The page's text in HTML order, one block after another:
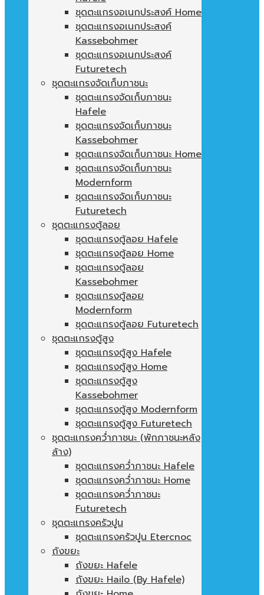
ชุดตะแกรงอเนกประสงค์ Home
ชุดตะแกรงอเนกประสงค์
Kassebohmer
ชุดตะแกรงอเนกประสงค์
Futuretech
ชุดตะแกรงจัดเก็บภาชนะ
ชุดตะแกรงจัดเก็บภาชนะ
Hafele
ชุดตะแกรงจัดเก็บภาชนะ
Kassebohmer
ชุดตะแกรงจัดเก็บภาชนะ Home
ชุดตะแกรงจัดเก็บภาชนะ
Modernform
ชุดตะแกรงจัดเก็บภาชนะ
Futuretech
ชุดตะแกรงตู้ลอย
ชุดตะแกรงตู้ลอย Hafele
ชุดตะแกรงตู้ลอย Home
ชุดตะแกรงตู้ลอย
Kassebohmer
ชุดตะแกรงตู้ลอย
Modernform
ชุดตะแกรงตู้ลอย Futuretech
ชุดตะแกรงตู้สูง
ชุดตะแกรงตู้สูง Hafele
ชุดตะแกรงตู้สูง Home
ชุดตะแกรงตู้สูง
Kassebohmer
ชุดตะแกรงตู้สูง Modernform
ชุดตะแกรงตู้สูง Futuretech
ชุดตะแกรงคว่ำภาชนะ (พักภาชนะหลัง
ล้าง)
ชุดตะแกรงคว่ำภาชนะ Hafele
ชุดตะแกรงคว่ำภาชนะ Home
ชุดตะแกรงคว่ำภาชนะ
Futuretech
ชุดตะแกรงครัวปูน
ชุดตะแกรงครัวปูน Etercnoc
ถังขยะ
ถังขยะ Hafele
ถังขยะ Hailo (By Hafele)